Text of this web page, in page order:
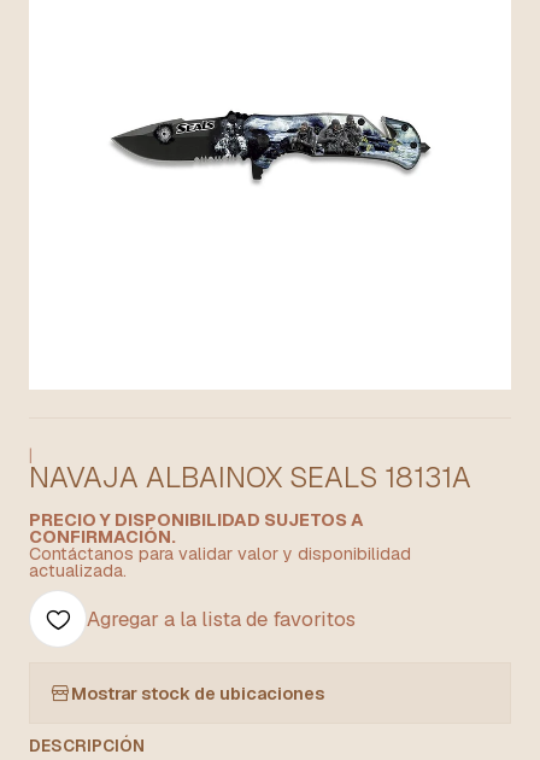
|
NAVAJA ALBAINOX SEALS 18131A
PRECIO Y DISPONIBILIDAD SUJETOS A
CONFIRMACIÓN.
Contáctanos para validar valor y disponibilidad
actualizada.
Agregar a la lista de favoritos
Mostrar stock de ubicaciones
DESCRIPCIÓN